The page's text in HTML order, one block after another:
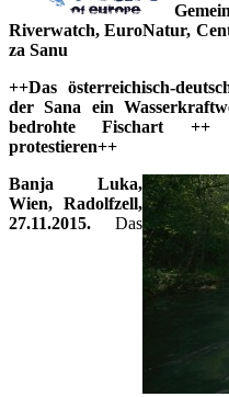
Riverwatch, EuroNatur,
za Sanu
++Das österreichisch-
der Sana ein
bedrohte Fischart ++
protestieren++
Banja Luka,
Wien, Radolfzell,
27.11.2015. Das